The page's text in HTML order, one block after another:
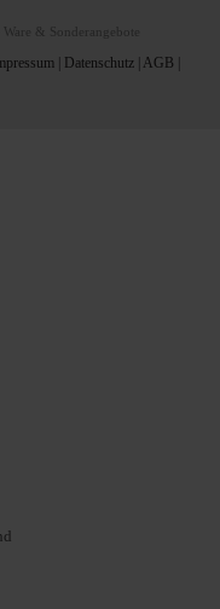
& Sonderangebote
| Datenschutz| AGB